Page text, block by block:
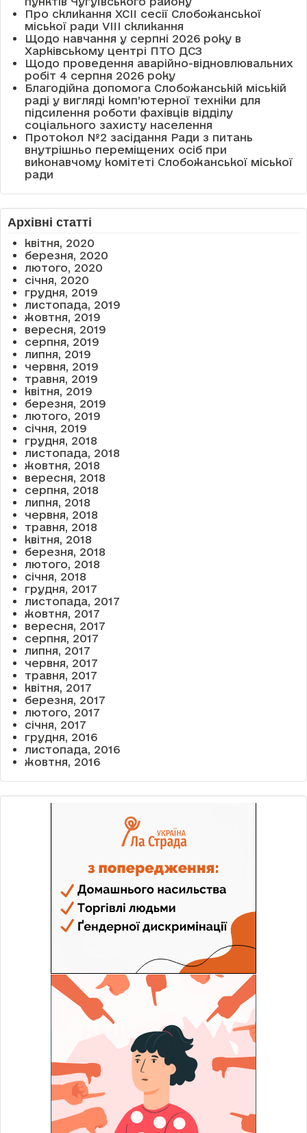
Про скликання XCII сесії Слобожанської
міської ради VIII скликання
Щодо навчання у серпні 2026 року в
Харківському центрі ПТО ДСЗ
Щодо проведення аварійно-відновлювальних
робіт 4 серпня 2026 року
Благодійна допомога Слобожанській міській
раді у вигляді комп’ютерної техніки для
підсилення роботи фахівців відділу
соціального захисту населення
Протокол №2 засідання Ради з питань
внутрішньо переміщених осіб при
виконавчому комітеті Слобожанської міської
ради
Архівні статті
квітня, 2020
березня, 2020
лютого, 2020
січня, 2020
грудня, 2019
листопада, 2019
жовтня, 2019
вересня, 2019
серпня, 2019
липня, 2019
червня, 2019
травня, 2019
квітня, 2019
березня, 2019
лютого, 2019
січня, 2019
грудня, 2018
листопада, 2018
жовтня, 2018
вересня, 2018
серпня, 2018
липня, 2018
червня, 2018
травня, 2018
квітня, 2018
березня, 2018
лютого, 2018
січня, 2018
грудня, 2017
листопада, 2017
жовтня, 2017
вересня, 2017
серпня, 2017
липня, 2017
червня, 2017
травня, 2017
квітня, 2017
березня, 2017
лютого, 2017
січня, 2017
грудня, 2016
листопада, 2016
жовтня, 2016